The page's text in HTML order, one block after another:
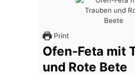
Print
Ofen-Feta mit
und Rote Bete